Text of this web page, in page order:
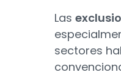
Las
sectores